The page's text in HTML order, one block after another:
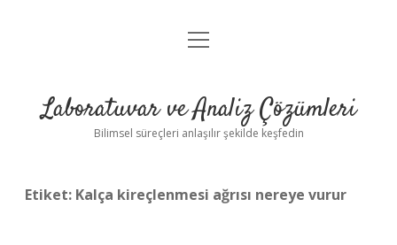
Anasayfa
Yasal Uyarı
menüyü
Laboratuvar ve Analiz Çözümleri
Bilimsel süreçleri anlaşılır şekilde keşfedin
Etiket: Kalça kireçlenmesi ağrısı nereye vurur